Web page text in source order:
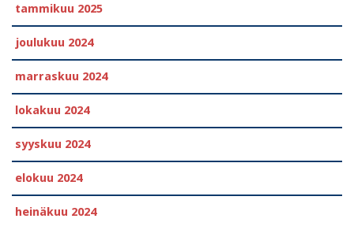
tammikuu 2025
joulukuu 2024
marraskuu 2024
lokakuu 2024
syyskuu 2024
elokuu 2024
heinäkuu 2024